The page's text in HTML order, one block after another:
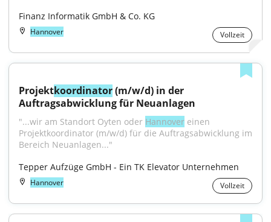
Finanz Informatik GmbH & Co. KG
Hannover Vollzeit
Projektkoordinator (m/w/d) in der
Auftragsabwicklung für Neuanlagen
"...wir am Standort Oyten oder Hannover einen
Projektkoordinator (m/w/d) für die Auftragsabwicklung im
Bereich Neuanlagen..."
Tepper Aufzüge GmbH - Ein TK Elevator Unternehmen
Hannover Vollzeit